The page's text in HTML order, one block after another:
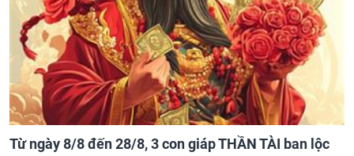
Từ ngày 8/8 đến 28/8, 3 con giáp THẦN TÀI ban lộc